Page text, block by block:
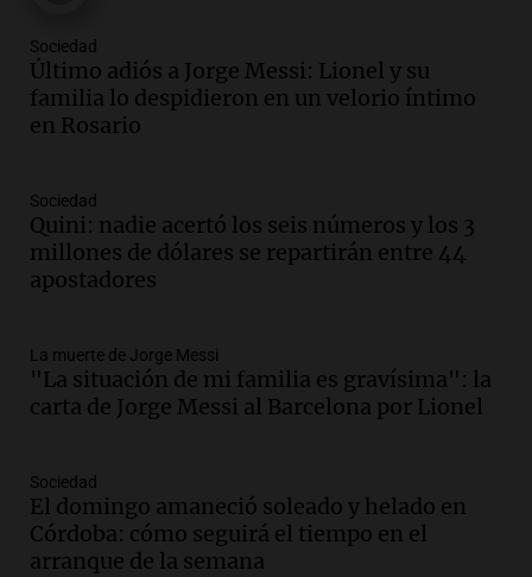
Audio.
Córdoba espera a León XIV con el
recuerdo del paso de Juan Pablo II: "Te
traspasaba con la mirada"
Amamos los Domingos
Audio.
un imperdible cordobés para los
amantes de la astronomía
Amamos los Domingos
la historia del club de Irlanda
revolucionado por hinchas argentinos
Amamos los Domingos
Audio.
argentino regresa al país tras conflicto
con Brasil
Panorama Federal
Sociedad
Último adiós a Jorge Messi: Lionel y su
familia lo despidieron en un velorio íntimo
en Rosario
Sociedad
Quini: nadie acertó los seis números y los 3
millones de dólares se repartirán entre 44
apostadores
La muerte de Jorge Messi
"La situación de mi familia es gravísima": la
carta de Jorge Messi al Barcelona por Lionel
Sociedad
El domingo amaneció soleado y helado en
Córdoba: cómo seguirá el tiempo en el
arranque de la semana